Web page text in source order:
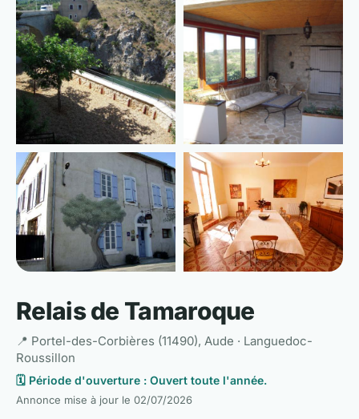
Relais de Tamaroque
📍 Portel-des-Corbières (11490), Aude · Languedoc-
Roussillon
🗓️ Période d'ouverture : Ouvert toute l'année.
Annonce mise à jour le 02/07/2026